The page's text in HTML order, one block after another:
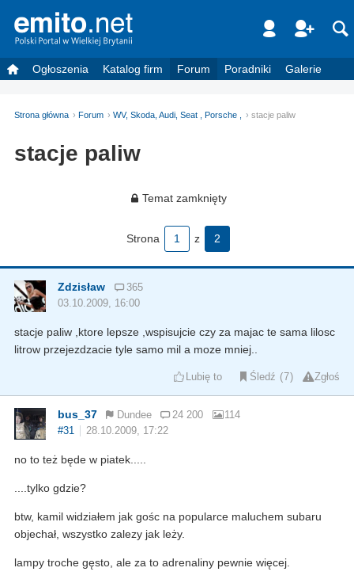
Ogłoszenia Katalog firm Forum Poradniki Galerie
Strona główna Forum WV, Skoda, Audi, Seat , Porsche , stacje paliw
stacje paliw
Temat zamknięty
Strona 1 z 2
Zdzisław
365
03.10.2009, 16:00
stacje paliw ,ktore lepsze ,wspisujcie czy za majac te sama lilosc
litrow przejezdzacie tyle samo mil a moze mniej..
Lubię to Śledź 7 Zgłoś
bus_37 Dundee 24 200
114
#31
28.10.2009, 17:22
no to też będe w piatek.....
....tylko gdzie?
btw, kamil widziałem jak gośc na popularce maluchem subaru
objechał, wszystko zalezy jak leży.
lampy troche gęsto, ale za to adrenaliny pewnie więcej.